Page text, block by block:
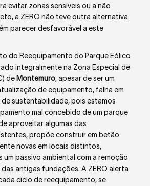
evitar zonas sensíveis ou a não
a ZERO não teve outra alternativa
parecer desfavorável a este
do Reequipamento do Parque Eólico
integralmente na Zona Especial de
de Montemuro, apesar de ser um
de equipamento, falha em
sustentabilidade, pois estamos
mal concebido de um parque
aproveitar algumas das
propõe construir em betão
novas em locais distintos,
um passivo ambiental com a remoção
antigas fundações. A ZERO alerta
ciclo de reequipamento, se